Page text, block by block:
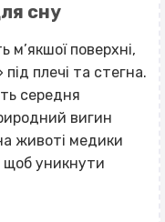
сну
м’якшої поверхні,
плечі та стегна.
середня
вигин
животі медики
щоб уникнути